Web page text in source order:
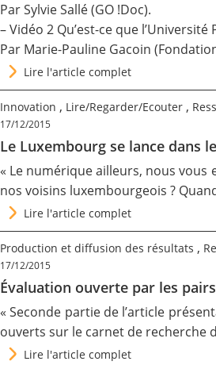
Par Sylvie Sallé (GO !Doc).
– Vidéo 2 Qu’est-ce que l’Université
Par Marie-Pauline Gacoin
Lire l'article complet
Innovation , Lire/Regarder/Ecouter ,
17/12/2015
Le Luxembourg se lance dans
« Le numérique ailleurs, nous vous
nos voisins luxembourgeois ?
Lire l'article complet
Production et diffusion des résultats ,
17/12/2015
Évaluation ouverte par les
« Seconde partie de l’article
ouverts sur le carnet de recherche
Lire l'article complet